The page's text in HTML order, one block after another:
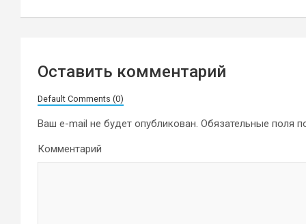
записям
Оставить комментарий
Default Comments (0)
Ваш e-mail не будет опубликован. Обязательные поля
Комментарий